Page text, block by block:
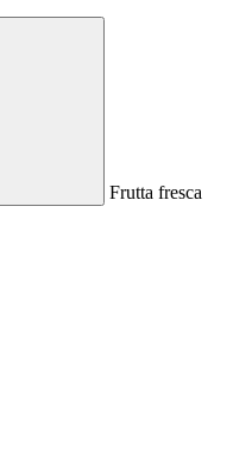
Frutta fresca